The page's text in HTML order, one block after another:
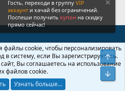
Помощь Главная
R
S
S
© 2010-2026 XenForo Ltd.
информацией
© 2026 XenForo Ltd.
Гость, переходи в группу VIP
аккаунт и качай без ограничений.
Поспеши получить купон на скидку
прямо сейчас!
файлы cookie, чтобы персонализировать
в систему, если Вы зарегистрируетесь.
Вы соглашаетесь на использование
файлов cookie.
Узнать больше…